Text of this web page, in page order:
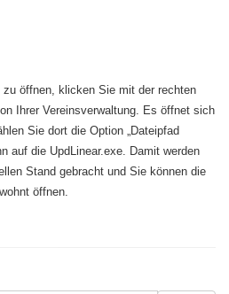
öffnen, klicken Sie mit der rechten
Ihrer Vereinsverwaltung. Es öffnet sich
Sie dort die Option „Dateipfad
auf die UpdLinear.exe. Damit werden
Stand gebracht und Sie können die
öffnen.